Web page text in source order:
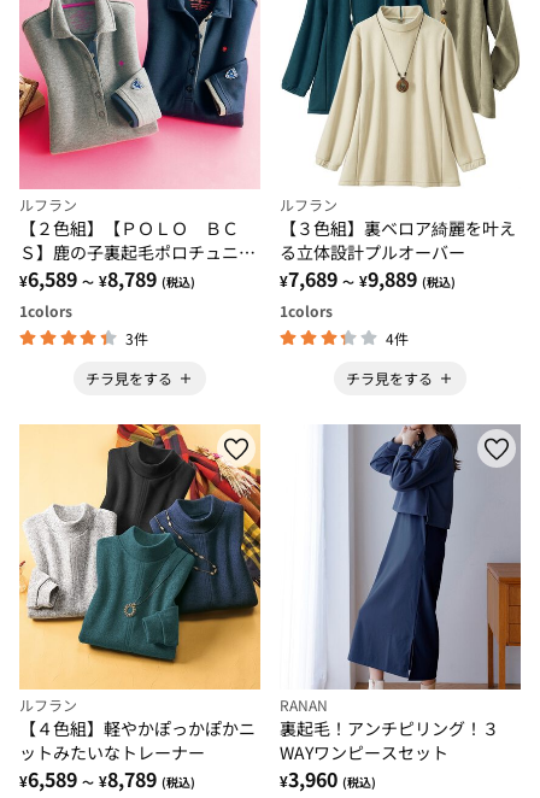
ルフラン
【２色組】【ＰＯＬＯ ＢＣ
Ｓ】鹿の子裏起毛ポロチュニッ
ク
¥6,589 ～ ¥8,789 (税込)
1colors
3件
チラ見をする
ルフラン
【３色組】裏ベロア綺麗を叶え
る立体設計プルオーバー
¥7,689 ～ ¥9,889 (税込)
1colors
4件
チラ見をする
ルフラン
【４色組】軽やかぽっかぽかニ
ットみたいなトレーナー
¥6,589 ～ ¥8,789 (税込)
RANAN
裏起毛！アンチピリング！３
WAYワンピースセット
¥3,960 (税込)